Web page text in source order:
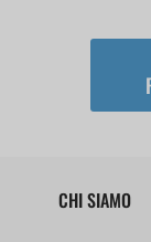
CHI SIAMO